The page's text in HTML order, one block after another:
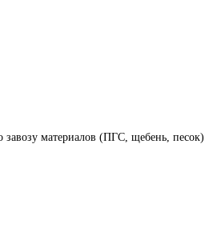
завозу материалов (ПГС, щебень, песок)